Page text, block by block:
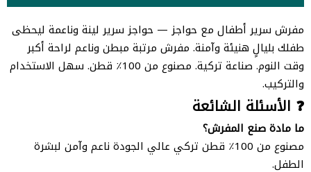
مفرش سرير أطفال مع حواجز — حواجز سرير لينة وناعمة ليحظى
طفلك بليالٍ هنيئة وآمنة. مفرش مرتبة مبطن وناعم لراحة أكبر
وقت النوم. صناعة تركية. مصنوع من 100٪ قطن. سهل الاستخدام
والتركيب.
❓ الأسئلة الشائعة
ما مادة صنع المفرش؟
مصنوع من 100٪ قطن تركي عالي الجودة ناعم وآمن لبشرة
الطفل.